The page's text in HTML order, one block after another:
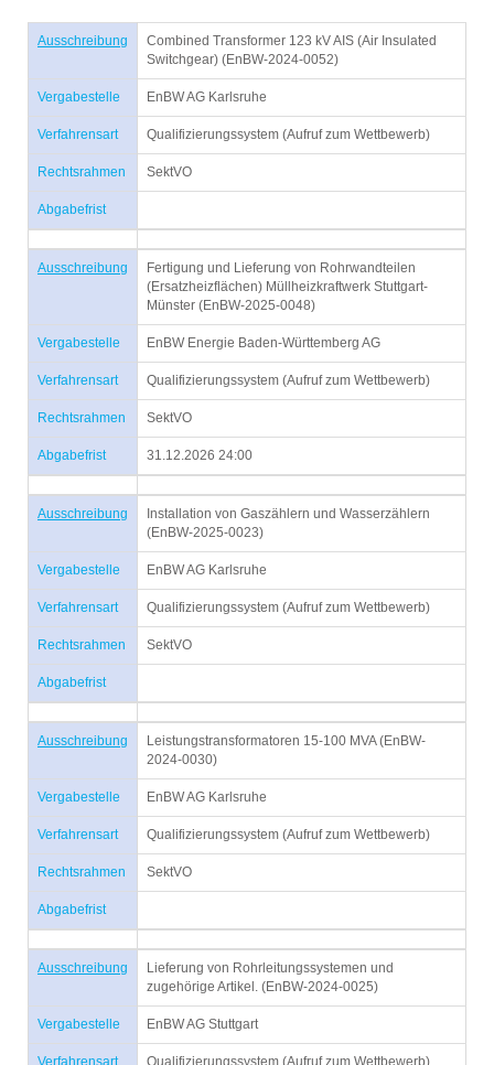
Ausschreibung
Combined Transformer 123 kV AIS (Air Insulated
Switchgear) (EnBW-2024-0052)
Vergabestelle EnBW AG Karlsruhe
Verfahrensart Qualifizierungssystem (Aufruf zum Wettbewerb)
Rechtsrahmen SektVO
Abgabefrist
Ausschreibung
Fertigung und Lieferung von Rohrwandteilen
(Ersatzheizflächen) Müllheizkraftwerk Stuttgart-
Münster (EnBW-2025-0048)
Vergabestelle EnBW Energie Baden-Württemberg AG
Verfahrensart Qualifizierungssystem (Aufruf zum Wettbewerb)
Rechtsrahmen SektVO
Abgabefrist 31.12.2026 24:00
Ausschreibung
Installation von Gaszählern und Wasserzählern
(EnBW-2025-0023)
Vergabestelle EnBW AG Karlsruhe
Verfahrensart Qualifizierungssystem (Aufruf zum Wettbewerb)
Rechtsrahmen SektVO
Abgabefrist
Ausschreibung
Leistungstransformatoren 15-100 MVA (EnBW-
2024-0030)
Vergabestelle EnBW AG Karlsruhe
Verfahrensart Qualifizierungssystem (Aufruf zum Wettbewerb)
Rechtsrahmen SektVO
Abgabefrist
Ausschreibung
Lieferung von Rohrleitungssystemen und
zugehörige Artikel. (EnBW-2024-0025)
Vergabestelle EnBW AG Stuttgart
Verfahrensart Qualifizierungssystem (Aufruf zum Wettbewerb)